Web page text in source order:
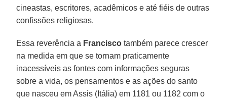
cineastas, escritores, acadêmicos e até fiéis de outras
confissões religiosas.
Essa reverência a Francisco também parece crescer
na medida em que se tornam praticamente
inacessíveis as fontes com informações seguras
sobre a vida, os pensamentos e as ações do santo
que nasceu em Assis (Itália) em 1181 ou 1182 com o